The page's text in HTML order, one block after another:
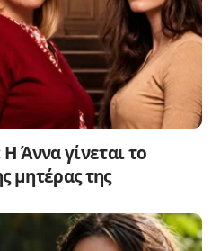
Άννα γίνεται το
μητέρας της